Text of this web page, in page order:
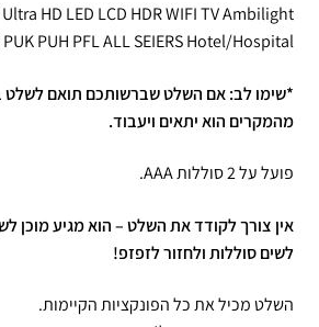
Ultra HD LED LCD HDR WIFI TV Ambilight
PUK PUH PFL ALL SEIERS Hotel/Hospital
מהמקרים הוא יתאים ויעבוד.
פועל על 2 סוללות AAA.
אין צורך לקודד את השלט – הוא מגיע מוכן
לשים סוללות ולחזור לזפזפ!
השלט מכיל את כל הפונקציות הקיימות.